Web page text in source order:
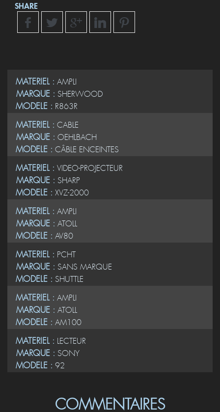
SHARE
MATERIEL : AMPLI
MARQUE : SHERWOOD
MODELE : R863R
MATERIEL : CABLE
MARQUE : OEHLBACH
MODELE : CÂBLE ENCEINTES
MATERIEL : VIDEO-PROJECTEUR
MARQUE : SHARP
MODELE : XVZ-2000
MATERIEL : AMPLI
MARQUE : ATOLL
MODELE : AV80
MATERIEL : PCHT
MARQUE : SANS MARQUE
MODELE : SHUTTLE
MATERIEL : AMPLI
MARQUE : ATOLL
MODELE : AM100
MATERIEL : LECTEUR
MARQUE : SONY
MODELE : 92
COMMENTAIRES